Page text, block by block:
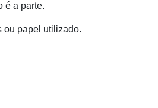
é a parte.
ou papel utilizado.